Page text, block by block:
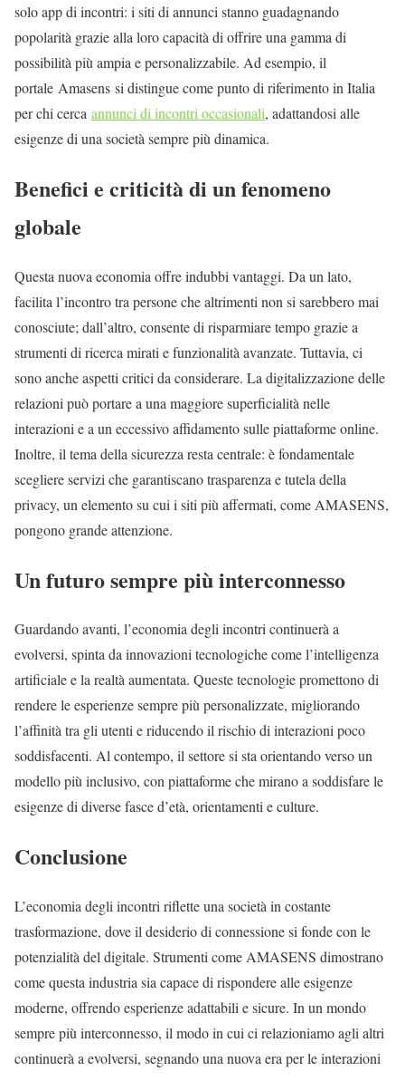
solo app di incontri: i siti di annunci stanno guadagnando
popolarità grazie alla loro capacità di offrire una gamma di
possibilità più ampia e personalizzabile. Ad esempio, il
portale Amasens si distingue come punto di riferimento in Italia
per chi cerca annunci di incontri occasionali, adattandosi alle
esigenze di una società sempre più dinamica.
Benefici e criticità di un fenomeno
globale
Questa nuova economia offre indubbi vantaggi. Da un lato,
facilita l’incontro tra persone che altrimenti non si sarebbero mai
conosciute; dall’altro, consente di risparmiare tempo grazie a
strumenti di ricerca mirati e funzionalità avanzate. Tuttavia, ci
sono anche aspetti critici da considerare. La digitalizzazione delle
relazioni può portare a una maggiore superficialità nelle
interazioni e a un eccessivo affidamento sulle piattaforme online.
Inoltre, il tema della sicurezza resta centrale: è fondamentale
scegliere servizi che garantiscano trasparenza e tutela della
privacy, un elemento su cui i siti più affermati, come AMASENS,
pongono grande attenzione.
Un futuro sempre più interconnesso
Guardando avanti, l’economia degli incontri continuerà a
evolversi, spinta da innovazioni tecnologiche come l’intelligenza
artificiale e la realtà aumentata. Queste tecnologie promettono di
rendere le esperienze sempre più personalizzate, migliorando
l’affinità tra gli utenti e riducendo il rischio di interazioni poco
soddisfacenti. Al contempo, il settore si sta orientando verso un
modello più inclusivo, con piattaforme che mirano a soddisfare le
esigenze di diverse fasce d’età, orientamenti e culture.
Conclusione
L’economia degli incontri riflette una società in costante
trasformazione, dove il desiderio di connessione si fonde con le
potenzialità del digitale. Strumenti come AMASENS dimostrano
come questa industria sia capace di rispondere alle esigenze
moderne, offrendo esperienze adattabili e sicure. In un mondo
sempre più interconnesso, il modo in cui ci relazioniamo agli altri
continuerà a evolversi, segnando una nuova era per le interazioni